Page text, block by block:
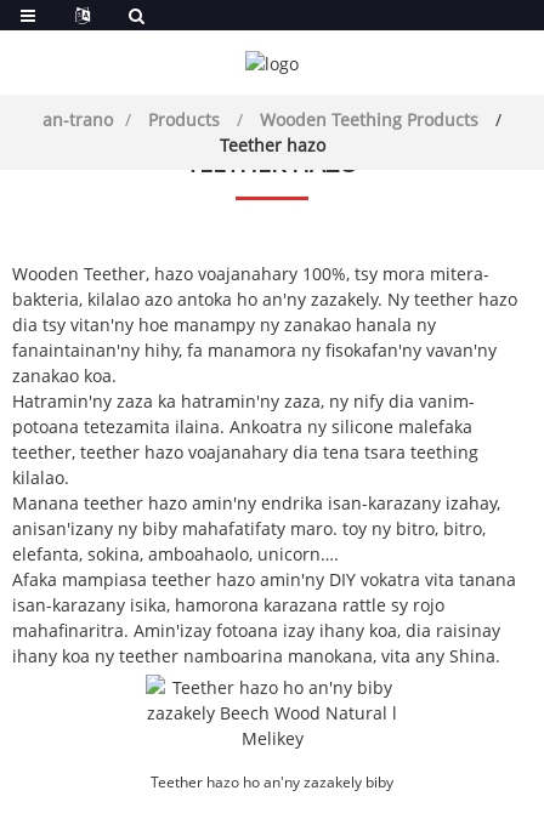
an-trano Products
Wooden Teething Products
Teether hazo
TEETHER HAZO
Wooden Teether, hazo voajanahary 100%, tsy mora mitera-
bakteria, kilalao azo antoka ho an'ny zazakely. Ny teether hazo
dia tsy vitan'ny hoe manampy ny zanakao hanala ny
fanaintainan'ny hihy, fa manamora ny fisokafan'ny vavan'ny
zanakao koa.
Hatramin'ny zaza ka hatramin'ny zaza, ny nify dia vanim-
potoana tetezamita ilaina. Ankoatra ny silicone malefaka
teether, teether hazo voajanahary dia tena tsara teething
kilalao.
Manana teether hazo amin'ny endrika isan-karazany izahay,
anisan'izany ny biby mahafatifaty maro. toy ny bitro, bitro,
elefanta, sokina, amboahaolo, unicorn….
Afaka mampiasa teether hazo amin'ny DIY vokatra vita tanana
isan-karazany isika, hamorona karazana rattle sy rojo
mahafinaritra. Amin'izay fotoana izay ihany koa, dia raisinay
ihany koa ny teether namboarina manokana, vita any Shina.
Teether hazo ho an'ny zazakely biby